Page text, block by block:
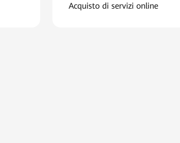
Acquisto di servizi online